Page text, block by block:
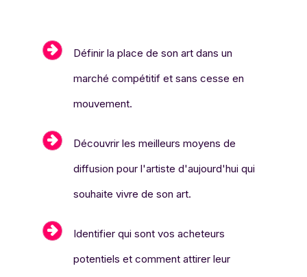
Définir la place de son art dans un
marché compétitif et sans cesse en
mouvement.
Découvrir les meilleurs moyens de
diffusion pour l'artiste d'aujourd'hui qui
souhaite vivre de son art.
Identifier qui sont vos acheteurs
potentiels et comment attirer leur